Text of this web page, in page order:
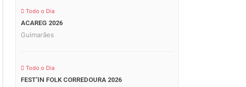
Todo o Dia
ACAREG 2026
Guimarães
Todo o Dia
FEST’IN FOLK CORREDOURA 2026